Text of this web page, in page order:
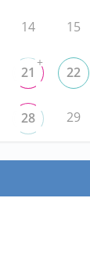
14 15
21
+
22
28 29